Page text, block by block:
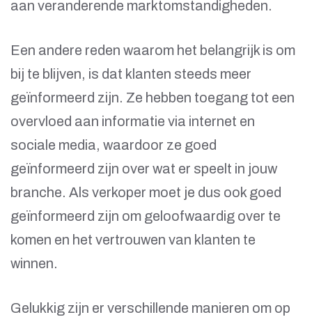
aan veranderende marktomstandigheden.
Een andere reden waarom het belangrijk is om
bij te blijven, is dat klanten steeds meer
geïnformeerd zijn. Ze hebben toegang tot een
overvloed aan informatie via internet en
sociale media, waardoor ze goed
geïnformeerd zijn over wat er speelt in jouw
branche. Als verkoper moet je dus ook goed
geïnformeerd zijn om geloofwaardig over te
komen en het vertrouwen van klanten te
winnen.
Gelukkig zijn er verschillende manieren om op